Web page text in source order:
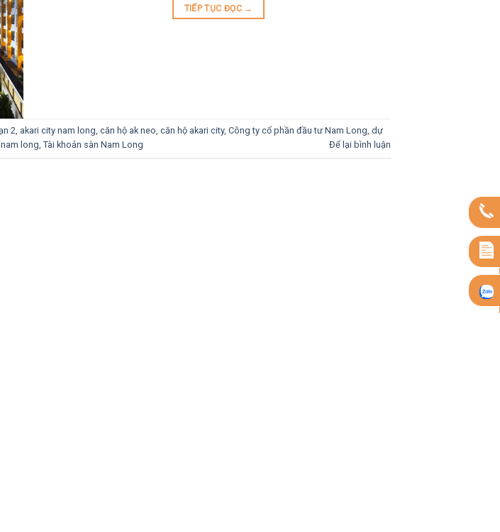
TIẾP TỤC ĐỌC →
2, akari city nam long, căn hộ ak neo, căn hộ akari city, Công ty cổ phần đầu tư Nam Long, dự
long, Tài khoản sàn Nam Long Để lại bình luận